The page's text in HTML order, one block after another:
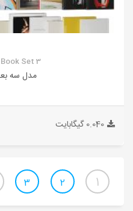
Set 3
مدل سه
0.040 گیگابایت
1
2
3